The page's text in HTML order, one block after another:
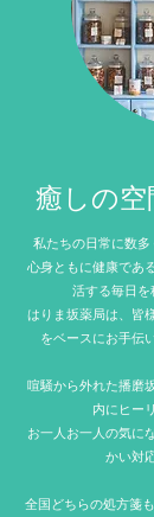
癒しの
私たちの日常に数多
心身ともに健康であ
活する毎日を
はりま坂薬局は、皆
をベースにお手伝
喧騒から外れた播磨
内に​ヒー
お一人お一人の気に
かい対
全国どちらの処方箋